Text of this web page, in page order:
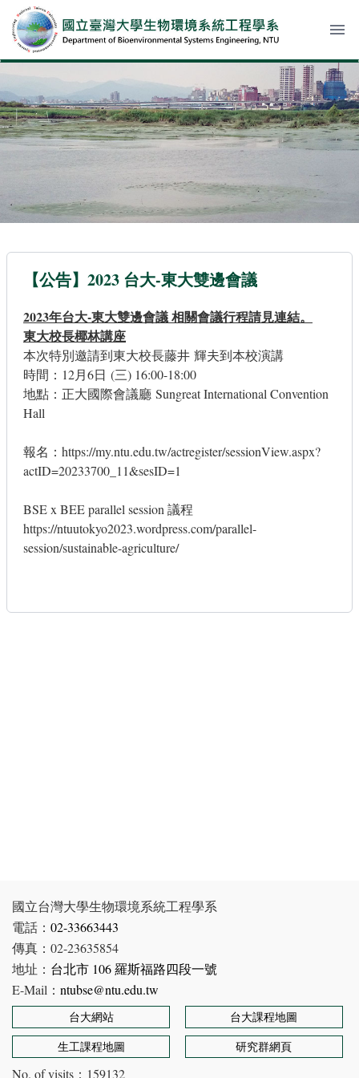
menu
【公告】2023 台大-東大雙邊會議
2023年台大-東大雙邊會議 相關會議行程請見連結。
東大校長椰林講座
本次特別邀請到東大校長藤井 輝夫到本校演講
時間： 12月6日 (三) 16:00-18:00
地點：正大國際會議廳 Sungreat International Convention
Hall
報名： https://my.ntu.edu.tw/actregister/sessionView.aspx?
actID=20233700_11&sesID=1
BSE x BEE parallel session 議程
https://ntuutokyo2023.wordpress.com/parallel-
session/sustainable-agriculture/
國立台灣大學生物環境系統工程學系
電話： 02-33663443
傳真：02-23635854
地址： 台北市 106 羅斯福路四段一號
E-Mail： ntubse@ntu.edu.tw
台大網站
台大課程地圖
生工課程地圖
研究群網頁
No. of visits： 159132